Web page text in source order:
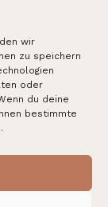
wir
zu speichern
oder
du deine
bestimmte